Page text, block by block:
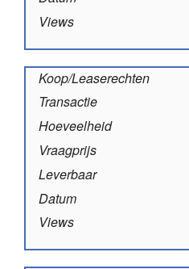
Views
Koop/Leaserechten
Transactie
Hoeveelheid
Vraagprijs
Leverbaar
Datum
Views